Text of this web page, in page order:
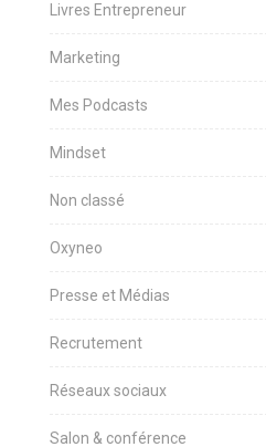
Livres Entrepreneur
Marketing
Mes Podcasts
Mindset
Non classé
Oxyneo
Presse et Médias
Recrutement
Réseaux sociaux
Salon & conférence